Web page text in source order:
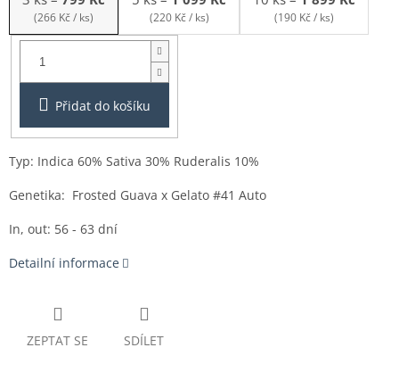
(266 Kč / ks) (220 Kč / ks) (190 Kč / ks)
Balení:
Přidat do košíku
Typ: Indica 60% Sativa 30% Ruderalis 10%
Genetika: Frosted Guava x Gelato #41 Auto
In, out: 56 - 63 dní
Detailní informace
ZEPTAT SE SDÍLET